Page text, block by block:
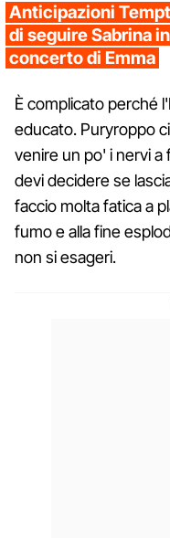
Anticipazioni
di seguire Sabrina
concerto di Emma
È complicato perché
educato. Puryroppo
venire un po' i nervi
devi decidere se
faccio molta fatica a
fumo e alla fine
non si esageri.